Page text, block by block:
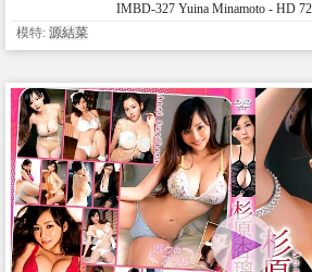
IMBD-327 Yuina Minamoto - HD
模特: 源結菜